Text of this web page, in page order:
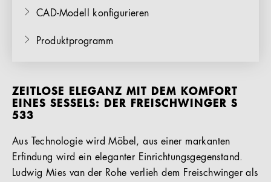
CAD-Modell konfigurieren
Produktprogramm
ZEITLOSE ELEGANZ MIT DEM KOMFORT
EINES SESSELS: DER FREISCHWINGER S
533
Aus Technologie wird Möbel, aus einer markanten
Erfindung wird ein eleganter Einrichtungsgegenstand.
Ludwig Mies van der Rohe verlieh dem Freischwinger als